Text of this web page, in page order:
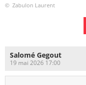
© Zabulon Laurent
Salomé Gegout
19 mai 2026 17:00